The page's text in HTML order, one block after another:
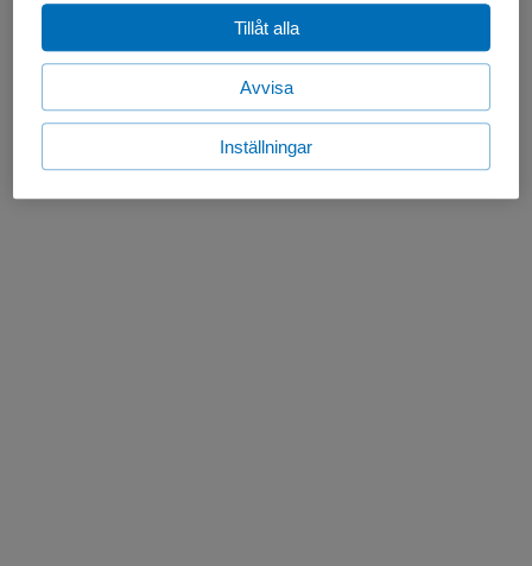
Avvisa
Tillåt alla
Inställningar